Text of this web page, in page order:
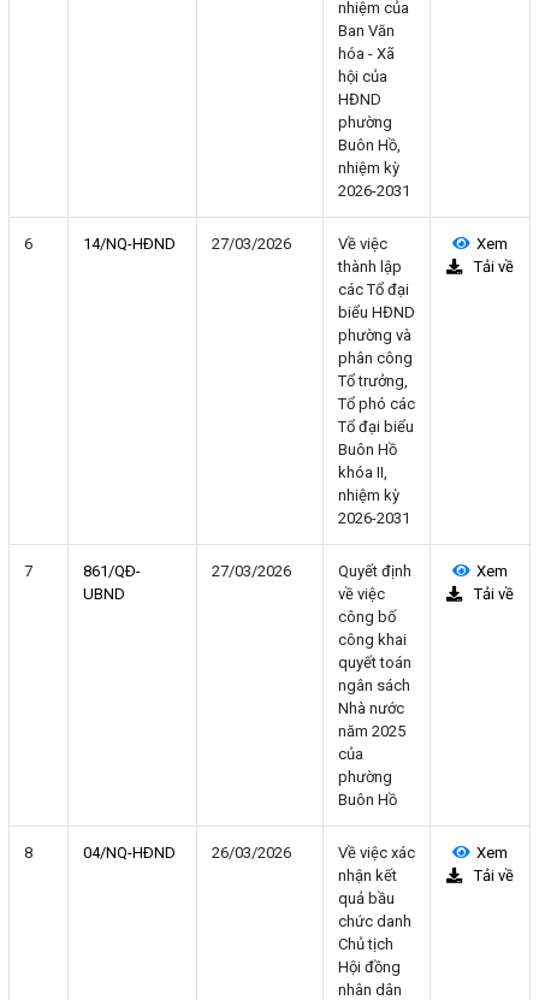
nhiệm của
Ban Văn
hóa - Xã
hội của
HĐND
phường
Buôn Hồ,
nhiệm kỳ
2026-2031
6 14/NQ-HÐND 27/03/2026
Về việc
thành lập
các Tổ đại
biểu HĐND
phường và
phân công
Tổ trưởng,
Tổ phó các
Tổ đại biểu
Buôn Hồ
khóa II,
nhiệm kỳ
2026-2031
Xem
Tải về
7
861/QÐ-
UBND
27/03/2026
Quyết định
về việc
công bố
công khai
quyết toán
ngân sách
Nhà nước
năm 2025
của
phường
Buôn Hồ
Xem
Tải về
8 04/NQ-HÐND 26/03/2026
Về việc xác
nhận kết
quả bầu
chức danh
Chủ tịch
Hội đồng
nhân dân
Xem
Tải về